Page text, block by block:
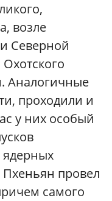
возле
Северной
Аналогичные
проходили и
у них особый
ядерных
провел
самого